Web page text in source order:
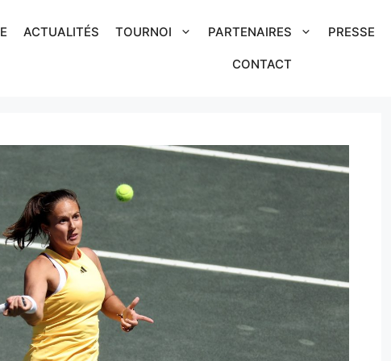
ACTUALITÉS TOURNOI PARTENAIRES PRESSE
CONTACT